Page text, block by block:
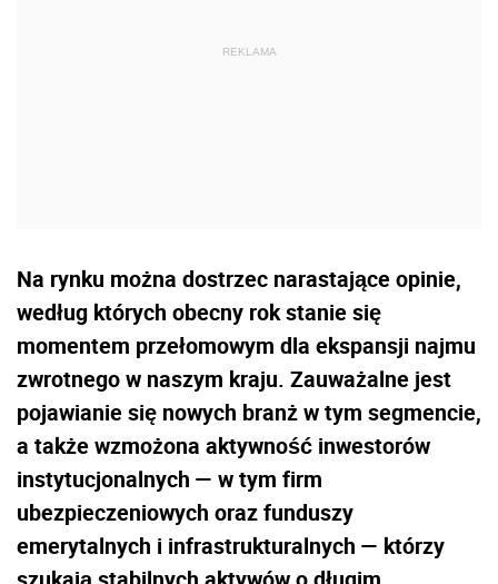
Na rynku można dostrzec narastające opinie,
według których obecny rok stanie się
momentem przełomowym dla ekspansji najmu
zwrotnego w naszym kraju. Zauważalne jest
pojawianie się nowych branż w tym segmencie,
a także wzmożona aktywność inwestorów
instytucjonalnych — w tym firm
ubezpieczeniowych oraz funduszy
emerytalnych i infrastrukturalnych — którzy